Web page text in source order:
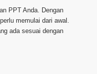
PPT Anda. Dengan
memulai dari awal.
ada sesuai dengan